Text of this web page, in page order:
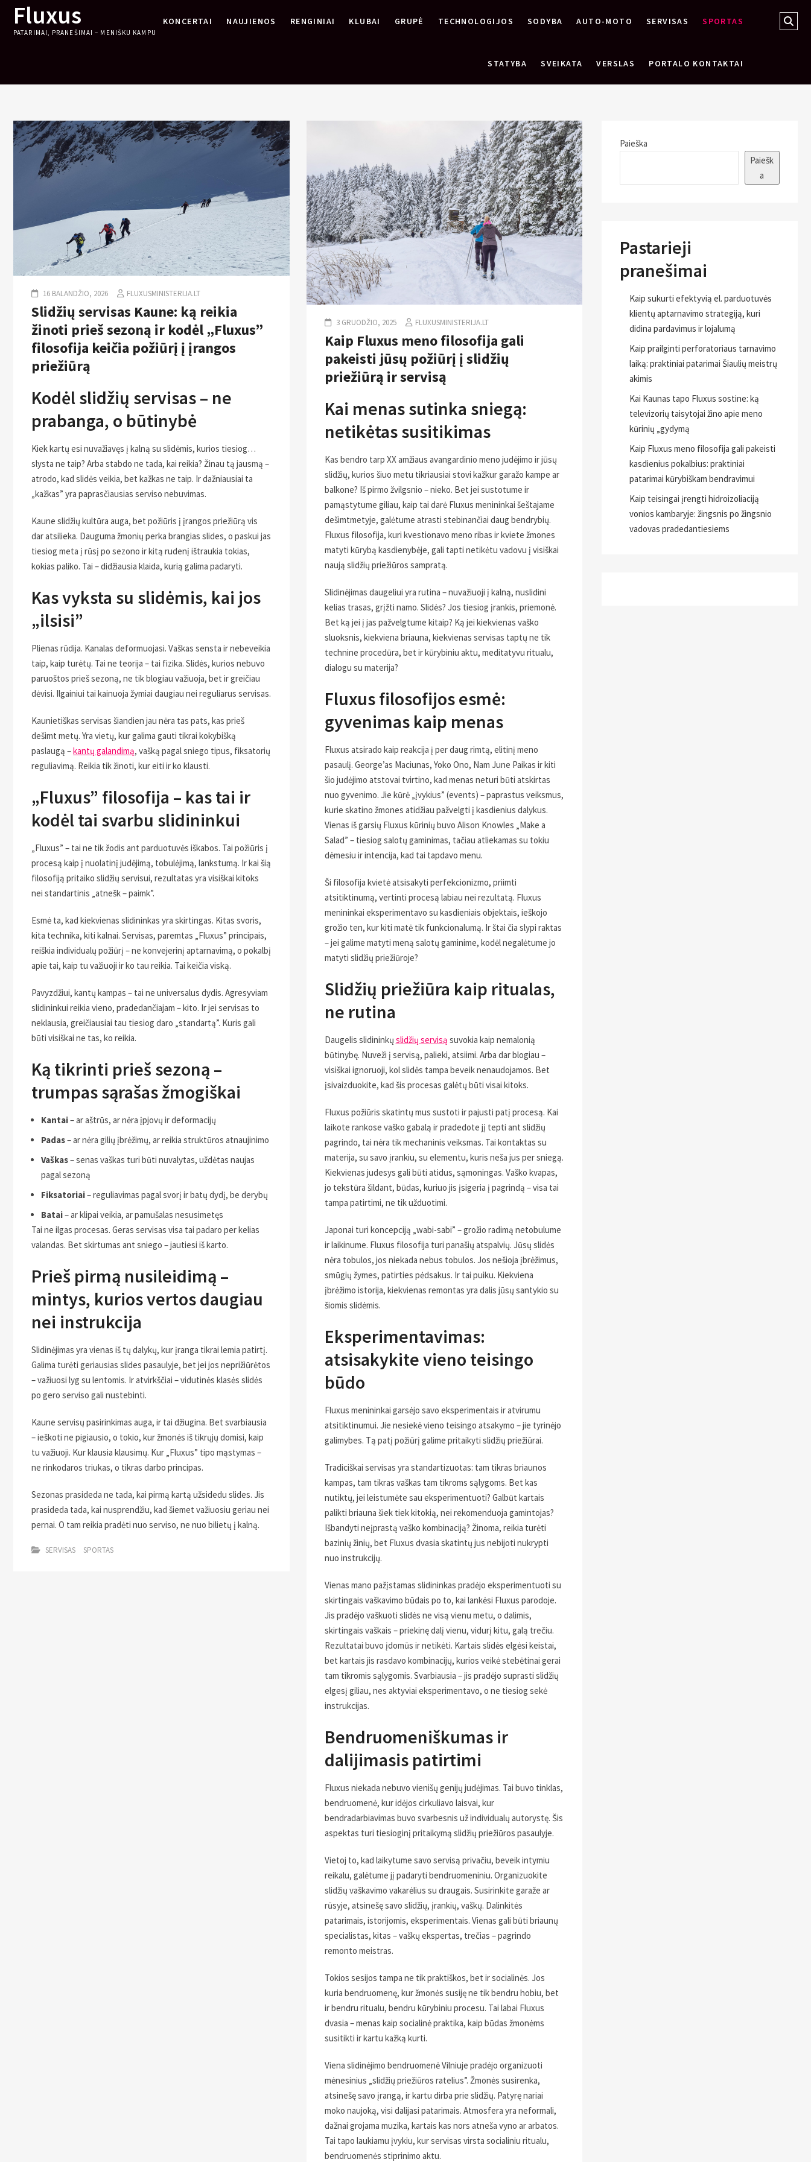
content
Fluxus
PATARIMAI, PRANEŠIMAI – MENIŠKU KAMPU
KONCERTAI NAUJIENOS RENGINIAI KLUBAI GRUPĖ TECHNOLOGIJOS SODYBA AUTO-MOTO SERVISAS SPORTAS
STATYBA SVEIKATA VERSLAS PORTALO KONTAKTAI
16 BALANDŽIO, 2026 FLUXUSMINISTERIJA.LT
Slidžių servisas Kaune: ką reikia
žinoti prieš sezoną ir kodėl „Fluxus”
filosofija keičia požiūrį į įrangos
priežiūrą
Kodėl slidžių servisas – ne
prabanga, o būtinybė
Kiek kartų esi nuvažiavęs į kalną su slidėmis, kurios tiesiog…
slysta ne taip? Arba stabdo ne tada, kai reikia? Žinau tą jausmą –
atrodo, kad slidės veikia, bet kažkas ne taip. Ir dažniausiai ta
„kažkas” yra paprasčiausias serviso nebuvimas.
Kaune slidžių kultūra auga, bet požiūris į įrangos priežiūrą vis
dar atsilieka. Dauguma žmonių perka brangias slides, o paskui jas
tiesiog meta į rūsį po sezono ir kitą rudenį ištraukia tokias,
kokias paliko. Tai – didžiausia klaida, kurią galima padaryti.
Kas vyksta su slidėmis, kai jos
„ilsisi”
Plienas rūdija. Kanalas deformuojasi. Vaškas sensta ir nebeveikia
taip, kaip turėtų. Tai ne teorija – tai fizika. Slidės, kurios nebuvo
paruoštos prieš sezoną, ne tik blogiau važiuoja, bet ir greičiau
dėvisi. Ilgainiui tai kainuoja žymiai daugiau nei reguliarus servisas.
Kaunietiškas servisas šiandien jau nėra tas pats, kas prieš
dešimt metų. Yra vietų, kur galima gauti tikrai kokybišką
paslaugą –kantų galandimą, vašką pagal sniego tipus, fiksatorių
reguliavimą. Reikia tik žinoti, kur eiti ir ko klausti.
„Fluxus” filosofija – kas tai ir
kodėl tai svarbu slidininkui
„Fluxus” – tai ne tik žodis ant parduotuvės iškabos. Tai požiūris į
procesą kaip į nuolatinį judėjimą, tobulėjimą, lankstumą. Ir kai šią
filosofiją pritaiko slidžių servisui, rezultatas yra visiškai kitoks
nei standartinis „atnešk – paimk”.
Esmė ta, kad kiekvienas slidininkas yra skirtingas. Kitas svoris,
kita technika, kiti kalnai. Servisas, paremtas „Fluxus” principais,
reiškia individualų požiūrį – ne konvejerinį aptarnavimą, o pokalbį
apie tai, kaip tu važiuoji ir ko tau reikia. Tai keičia viską.
Pavyzdžiui, kantų kampas – tai ne universalus dydis. Agresyviam
slidininkui reikia vieno, pradedančiajam – kito. Ir jei servisas to
neklausia, greičiausiai tau tiesiog daro „standartą”. Kuris gali
būti visiškai ne tas, ko reikia.
Ką tikrinti prieš sezoną –
trumpas sąrašas žmogiškai
Kantai– ar aštrūs, ar nėra įpjovų ir deformacijų
Padas– ar nėra gilių įbrėžimų, ar reikia struktūros atnaujinimo
Vaškas– senas vaškas turi būti nuvalytas, uždėtas naujas
pagal sezoną
Fiksatoriai– reguliavimas pagal svorį ir batų dydį, be derybų
Batai– ar klipai veikia, ar pamušalas nesusimetęs
Tai ne ilgas procesas. Geras servisas visa tai padaro per kelias
valandas. Bet skirtumas ant sniego – jautiesi iš karto.
Prieš pirmą nusileidimą –
mintys, kurios vertos daugiau
nei instrukcija
Slidinėjimas yra vienas iš tų dalykų, kur įranga tikrai lemia patirtį.
Galima turėti geriausias slides pasaulyje, bet jei jos neprižiūrėtos
– važiuosi lyg su lentomis. Ir atvirkščiai – vidutinės klasės slidės
po gero serviso gali nustebinti.
Kaune servisų pasirinkimas auga, ir tai džiugina. Bet svarbiausia
– ieškoti ne pigiausio, o tokio, kur žmonės iš tikrųjų domisi, kaip
tu važiuoji. Kur klausia klausimų. Kur „Fluxus” tipo mąstymas –
ne rinkodaros triukas, o tikras darbo principas.
Sezonas prasideda ne tada, kai pirmą kartą užsidedu slides. Jis
prasideda tada, kai nusprendžiu, kad šiemet važiuosiu geriau nei
pernai. O tam reikia pradėti nuo serviso, ne nuo bilietų į kalną.
SERVISAS SPORTAS
3 GRUODŽIO, 2025 FLUXUSMINISTERIJA.LT
Kaip Fluxus meno filosofija gali
pakeisti jūsų požiūrį į slidžių
priežiūrą ir servisą
Kai menas sutinka sniegą:
netikėtas susitikimas
Kas bendro tarp XX amžiaus avangardinio meno judėjimo ir jūsų
slidžių, kurios šiuo metu tikriausiai stovi kažkur garažo kampe ar
balkone? Iš pirmo žvilgsnio – nieko. Bet jei sustotume ir
pamąstytume giliau, kaip tai darė Fluxus menininkai šeštajame
dešimtmetyje, galėtume atrasti stebinančiai daug bendrybių.
Fluxus filosofija, kuri kvestionavo meno ribas ir kviete žmones
matyti kūrybą kasdienybėje, gali tapti netikėtu vadovu į visiškai
naują slidžių priežiūros sampratą.
Slidinėjimas daugeliui yra rutina – nuvažiuoji į kalną, nuslidini
kelias trasas, grįžti namo. Slidės? Jos tiesiog įrankis, priemonė.
Bet ką jei į jas pažvelgtume kitaip? Ką jei kiekvienas vaško
sluoksnis, kiekviena briauna, kiekvienas servisas taptų ne tik
technine procedūra, bet ir kūrybiniu aktu, meditatyvu ritualu,
dialogu su materija?
Fluxus filosofijos esmė:
gyvenimas kaip menas
Fluxus atsirado kaip reakcija į per daug rimtą, elitinį meno
pasaulį. George’as Maciunas, Yoko Ono, Nam June Paikas ir kiti
šio judėjimo atstovai tvirtino, kad menas neturi būti atskirtas
nuo gyvenimo. Jie kūrė „įvykius” (events) – paprastus veiksmus,
kurie skatino žmones atidžiau pažvelgti į kasdienius dalykus.
Vienas iš garsių Fluxus kūrinių buvo Alison Knowles „Make a
Salad” – tiesiog salotų gaminimas, tačiau atliekamas su tokiu
dėmesiu ir intencija, kad tai tapdavo menu.
Ši filosofija kvietė atsisakyti perfekcionizmo, priimti
atsitiktinumą, vertinti procesą labiau nei rezultatą. Fluxus
menininkai eksperimentavo su kasdieniais objektais, ieškojo
grožio ten, kur kiti matė tik funkcionalumą. Ir štai čia slypi raktas
– jei galime matyti meną salotų gaminime, kodėl negalėtume jo
matyti slidžių priežiūroje?
Slidžių priežiūra kaip ritualas,
ne rutina
Daugelis slidininkų slidžių servisą suvokia kaip nemalonią
būtinybę. Nuveži į servisą, palieki, atsiimi. Arba dar blogiau –
visiškai ignoruoji, kol slidės tampa beveik nenaudojamos. Bet
įsivaizduokite, kad šis procesas galėtų būti visai kitoks.
Fluxus požiūris skatintų mus sustoti ir pajusti patį procesą. Kai
laikote rankose vaško gabalą ir pradedote jį tepti ant slidžių
pagrindo, tai nėra tik mechaninis veiksmas. Tai kontaktas su
materija, su savo įrankiu, su elementu, kuris neša jus per sniegą.
Kiekvienas judesys gali būti atidus, sąmoningas. Vaško kvapas,
jo tekstūra šildant, būdas, kuriuo jis įsigeria į pagrindą – visa tai
tampa patirtimi, ne tik užduotimi.
Japonai turi koncepciją „wabi-sabi” – grožio radimą netobulume
ir laikinume. Fluxus filosofija turi panašių atspalvių. Jūsų slidės
nėra tobulos, jos niekada nebus tobulos. Jos nešioja įbrėžimus,
smūgių žymes, patirties pėdsakus. Ir tai puiku. Kiekviena
įbrėžimo istorija, kiekvienas remontas yra dalis jūsų santykio su
šiomis slidėmis.
Eksperimentavimas:
atsisakykite vieno teisingo
būdo
Fluxus menininkai garsėjo savo eksperimentais ir atvirumu
atsitiktinumui. Jie nesiekė vieno teisingo atsakymo – jie tyrinėjo
galimybes. Tą patį požiūrį galime pritaikyti slidžių priežiūrai.
Tradiciškai servisas yra standartizuotas: tam tikras briaunos
kampas, tam tikras vaškas tam tikroms sąlygoms. Bet kas
nutiktų, jei leistumėte sau eksperimentuoti? Galbūt kartais
palikti briauna šiek tiek kitokią, nei rekomenduoja gamintojas?
Išbandyti neįprastą vaško kombinaciją? Žinoma, reikia turėti
bazinių žinių, bet Fluxus dvasia skatintų jus nebijoti nukrypti
nuo instrukcijų.
Vienas mano pažįstamas slidininkas pradėjo eksperimentuoti su
skirtingais vaškavimo būdais po to, kai lankėsi Fluxus parodoje.
Jis pradėjo vaškuoti slidės ne visą vienu metu, o dalimis,
skirtingais vaškais – priekinę dalį vienu, vidurį kitu, galą trečiu.
Rezultatai buvo įdomūs ir netikėti. Kartais slidės elgėsi keistai,
bet kartais jis rasdavo kombinacijų, kurios veikė stebėtinai gerai
tam tikromis sąlygomis. Svarbiausia – jis pradėjo suprasti slidžių
elgesį giliau, nes aktyviai eksperimentavo, o ne tiesiog sekė
instrukcijas.
Bendruomeniškumas ir
dalijimasis patirtimi
Fluxus niekada nebuvo vienišų genijų judėjimas. Tai buvo tinklas,
bendruomenė, kur idėjos cirkuliavo laisvai, kur
bendradarbiavimas buvo svarbesnis už individualų autorystę. Šis
aspektas turi tiesioginį pritaikymą slidžių priežiūros pasaulyje.
Vietoj to, kad laikytume savo servisą privačiu, beveik intymiu
reikalu, galėtume jį padaryti bendruomeniniu. Organizuokite
slidžių vaškavimo vakarėlius su draugais. Susirinkite garaže ar
rūsyje, atsinešę savo slidžių, įrankių, vaškų. Dalinkitės
patarimais, istorijomis, eksperimentais. Vienas gali būti briaunų
specialistas, kitas – vaškų ekspertas, trečias – pagrindo
remonto meistras.
Tokios sesijos tampa ne tik praktiškos, bet ir socialinės. Jos
kuria bendruomenę, kur žmonės susiję ne tik bendru hobiu, bet
ir bendru ritualu, bendru kūrybiniu procesu. Tai labai Fluxus
dvasia – menas kaip socialinė praktika, kaip būdas žmonėms
susitikti ir kartu kažką kurti.
Viena slidinėjimo bendruomenė Vilniuje pradėjo organizuoti
mėnesinius „slidžių priežiūros ratelius”. Žmonės susirenka,
atsinešę savo įrangą, ir kartu dirba prie slidžių. Patyrę nariai
moko naujoką, visi dalijasi patarimais. Atmosfera yra neformali,
dažnai grojama muzika, kartais kas nors atneša vyno ar arbatos.
Tai tapo laukiamu įvykiu, kur servisas virsta socialiniu ritualu,
bendruomenės stiprinimo aktu.
Paieška
Paiešk
a
Pastarieji
pranešimai
Kaip sukurti efektyvią el. parduotuvės
klientų aptarnavimo strategiją, kuri
didina pardavimus ir lojalumą
Kaip prailginti perforatoriaus tarnavimo
laiką: praktiniai patarimai Šiaulių meistrų
akimis
Kai Kaunas tapo Fluxus sostine: ką
televizorių taisytojai žino apie meno
kūrinių „gydymą
Kaip Fluxus meno filosofija gali pakeisti
kasdienius pokalbius: praktiniai
patarimai kūrybiškam bendravimui
Kaip teisingai įrengti hidroizoliaciją
vonios kambaryje: žingsnis po žingsnio
vadovas pradedantiesiems